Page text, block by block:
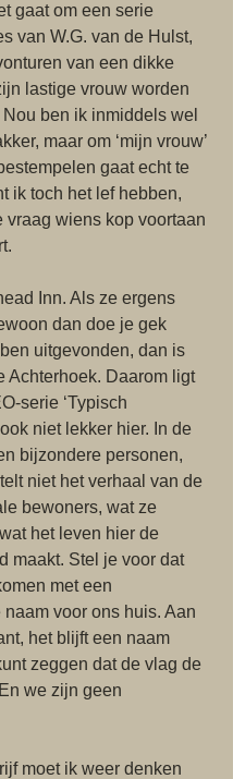
gaat om een serie
van W.G. van de Hulst,
van een dikke
lastige vrouw worden
ben ik inmiddels wel
maar om ‘mijn vrouw’
gaat echt te
ik toch het lef hebben,
vraag wiens kop voortaan
Inn. Als ze ergens
dan doe je gek
uitgevonden, dan is
Achterhoek. Daarom ligt
serie ‘Typisch
niet lekker hier. In de
bijzondere personen,
niet het verhaal van de
bewoners, wat ze
het leven hier de
maakt. Stel je voor dat
met een
voor ons huis. Aan
het blijft een naam
zeggen dat de vlag de
we zijn geen
moet ik weer denken